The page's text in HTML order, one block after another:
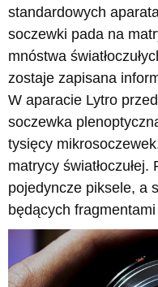
standardowych
soczewki pada na
mnóstwa
zostaje zapisana
W aparacie Lytro
soczewka
tysięcy
matrycy
pojedyncze piksele, a
będących fragmentami